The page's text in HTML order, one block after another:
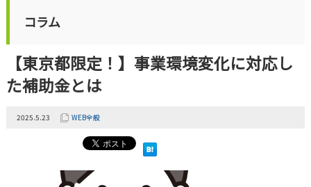
コラム
【東京都限定！】事業環境変化に対応し
た補助金とは
2025.5.23 WEB全般